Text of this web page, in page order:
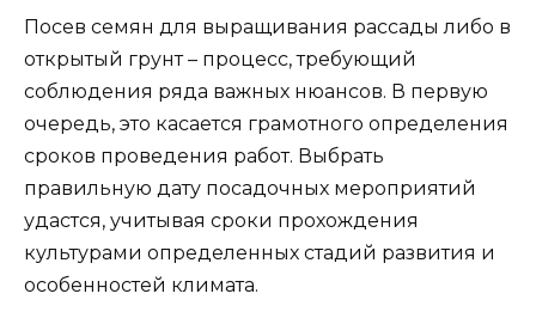
Посев семян для выращивания рассады либо в
открытый грунт – процесс, требующий
соблюдения ряда важных нюансов. В первую
очередь, это касается грамотного определения
сроков проведения работ. Выбрать
правильную дату посадочных мероприятий
удастся, учитывая сроки прохождения
культурами определенных стадий развития и
особенностей климата.